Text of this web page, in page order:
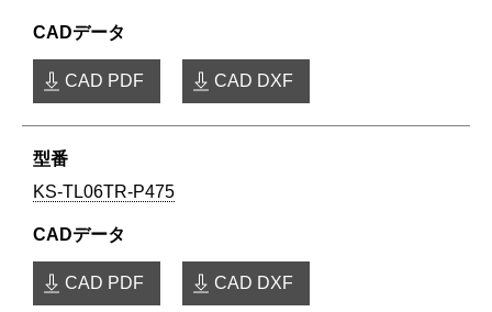
CAD PDF CAD DXF
KS-TL06TR-P475
CAD PDF CAD DXF